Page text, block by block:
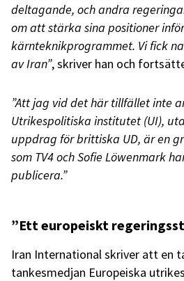
deltagande, och andra
om att stärka sina positioner
kärnteknikprogrammet. Vi fick
av Iran”, skriver han och
”Att jag vid det här tillfället inte
Utrikespolitiska institutet (UI),
uppdrag för brittiska UD, är en
som TV4 och Sofie Löwenmark
publicera.”
”Ett europeiskt
Iran International skriver att en
tankesmedjan Europeiska